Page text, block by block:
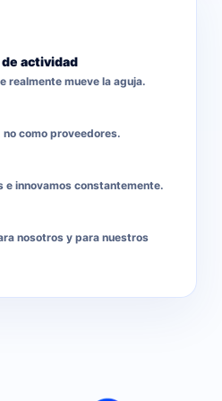
actividad
realmente mueve la aguja.
como proveedores.
e innovamos constantemente.
nosotros y para nuestros